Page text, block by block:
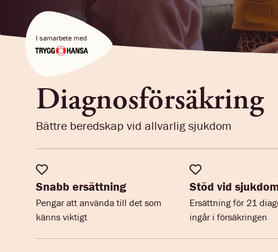
I samarbete med
Diagnos­försäkring
Bättre beredskap vid allvarlig sjukdom
Snabb ersättning
Pengar att använda till det som
känns viktigt
Stöd vid
Ersättning för 21
ingår i försäkringen